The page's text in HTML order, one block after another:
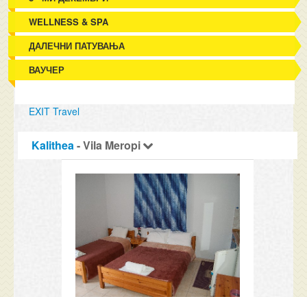
WELLNESS & SPA
ДАЛЕЧНИ ПАТУВАЊА
ВАУЧЕР
EXIT Travel
Kalithea- Vila Meropi